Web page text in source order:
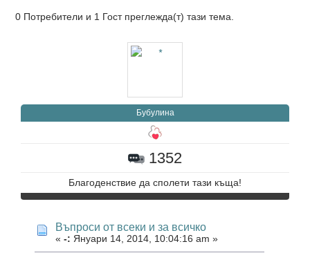
0 Потребители и 1 Гост преглежда(т) тази тема.
Бубулина
1352
Благоденствие да сполети тази къща!
Въпроси от всеки и за всичко
« -: Януари 14, 2014, 10:04:16 am »